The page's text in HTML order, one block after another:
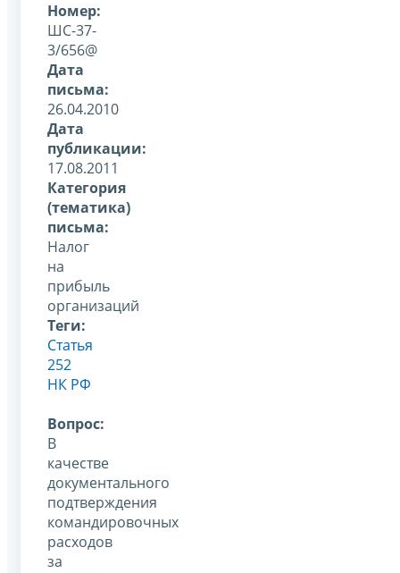
Номер:
ШС-37-
3/656@
Дата
письма:
26.04.2010
Дата
публикации:
17.08.2011
Категория
(тематика)
письма:
Налог
на
прибыль
организаций
Теги:
Статья
252
НК РФ
Вопрос:
В
качестве
документального
подтверждения
командировочных
расходов
за